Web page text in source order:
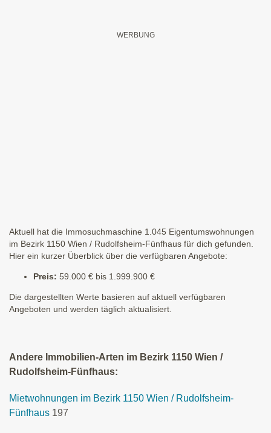
Aktuell hat die Immosuchmaschine 1.045 Eigentumswohnungen
im Bezirk 1150 Wien / Rudolfsheim-Fünfhaus für dich gefunden.
Hier ein kurzer Überblick über die verfügbaren Angebote:
Preis: 59.000 € bis 1.999.900 €
Die dargestellten Werte basieren auf aktuell verfügbaren
Angeboten und werden täglich aktualisiert.
Andere Immobilien-Arten im Bezirk 1150 Wien /
Rudolfsheim-Fünfhaus:
Mietwohnungen im Bezirk 1150 Wien / Rudolfsheim-
Fünfhaus 197